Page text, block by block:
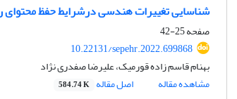
شناسایی تغییرات هندسی درشرایط حفظ
صفحه25-42
10.22131/sepehr.2022.699868
بهنام قاسم زاده قورمیک، علیرضا صفدری نژاد
مشاهده مقاله
اصل مقاله 584.74 K